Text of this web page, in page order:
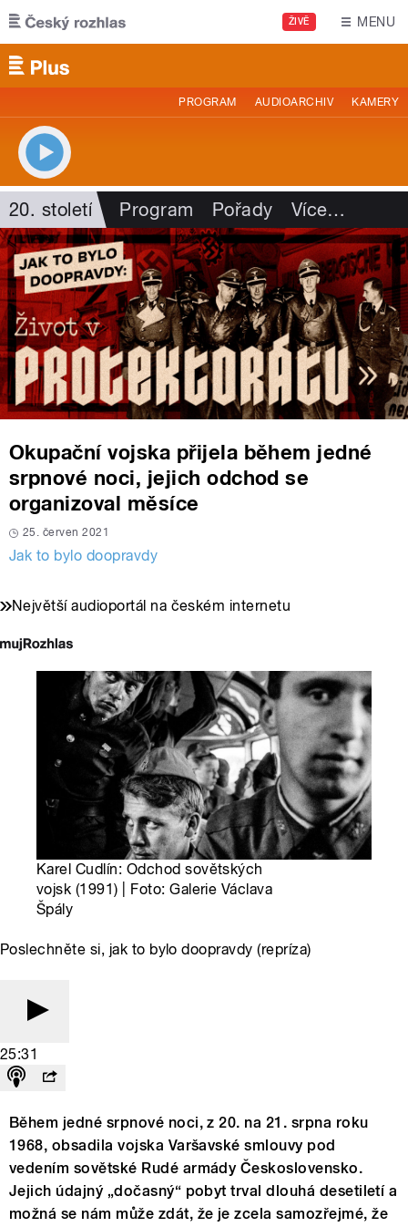
Přejít k hlavnímu obsahu
ŽIVĚ MENU
PROGRAM AUDIOARCHIV KAMERY
20. století Program Pořady Více…
Okupační vojska přijela během jedné
srpnové noci, jejich odchod se
organizoval měsíce
25. červen 2021
Jak to bylo doopravdy
Největší audioportál na českém internetu
Karel Cudlín: Odchod sovětských
vojsk (1991) | Foto: Galerie Václava
Špály
Poslechněte si, jak to bylo doopravdy (repríza)
25:31
Během jedné srpnové noci, z 20. na 21. srpna roku
1968, obsadila vojska Varšavské smlouvy pod
vedením sovětské Rudé armády Československo.
Jejich údajný „dočasný“ pobyt trval dlouhá desetiletí a
možná se nám může zdát, že je zcela samozřejmé, že